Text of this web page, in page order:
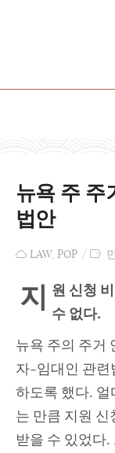
뉴욕 주 주
법안
LAW, POP
지 원 신청
수 없다.
뉴욕 주의 주거
자-임대인 관련
하도록 했다.
는 만큼 지원
받을 수 있었다